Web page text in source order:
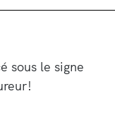
sous le signe